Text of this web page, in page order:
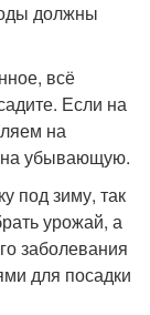
должны
всё
Если на
на
на убывающую.
под зиму, так
урожай, а
заболевания
для посадки